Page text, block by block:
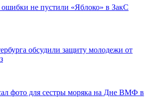
не пустили «Яблоко» в ЗакС
обсудили защиту молодежи от
фото для сестры моряка на Дне ВМФ в